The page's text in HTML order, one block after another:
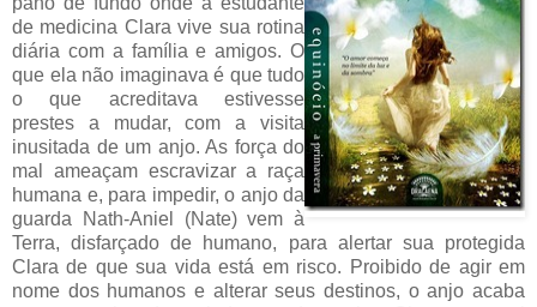
de medicina Clara vive sua rotina
diária com a família e amigos. O
que ela não imaginava é que tudo
o que acreditava estivesse
prestes a mudar, com a visita
inusitada de um anjo. As força do
mal ameaçam escravizar a raça
humana e, para impedir, o anjo da
guarda Nath-Aniel (Nate) vem à
Terra, disfarçado de humano, para alertar sua protegida
Clara de que sua vida está em risco. Proibido de agir em
nome dos humanos e alterar seus destinos, o anjo acaba